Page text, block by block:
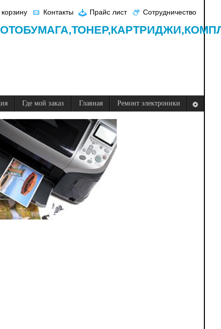
Контакты Прайс лист Сотрудничество
ТОНЕР,КАРТРИДЖИ,
Где мой заказ Главная Ремонт электроники